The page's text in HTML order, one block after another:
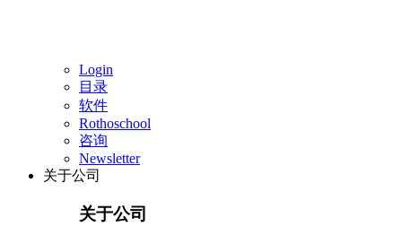
Login
目录
软件
Rothoschool
咨询
Newsletter
关于公司
关于公司